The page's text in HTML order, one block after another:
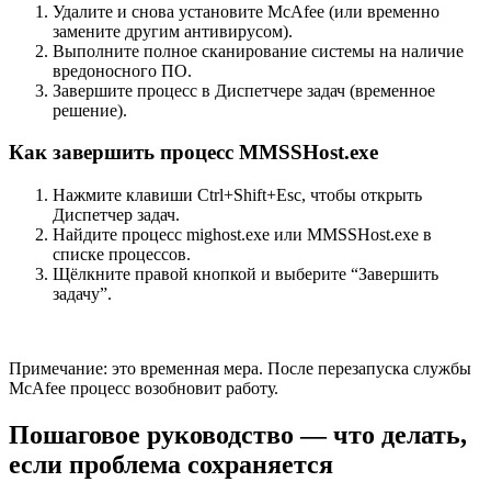
Удалите и снова установите McAfee (или временно
замените другим антивирусом).
Выполните полное сканирование системы на наличие
вредоносного ПО.
Завершите процесс в Диспетчере задач (временное
решение).
Как завершить процесс MMSSHost.exe
Нажмите клавиши Ctrl+Shift+Esc, чтобы открыть
Диспетчер задач.
Найдите процесс mighost.exe или MMSSHost.exe в
списке процессов.
Щёлкните правой кнопкой и выберите “Завершить
задачу”.
Примечание: это временная мера. После перезапуска службы
McAfee процесс возобновит работу.
Пошаговое руководство — что делать,
если проблема сохраняется